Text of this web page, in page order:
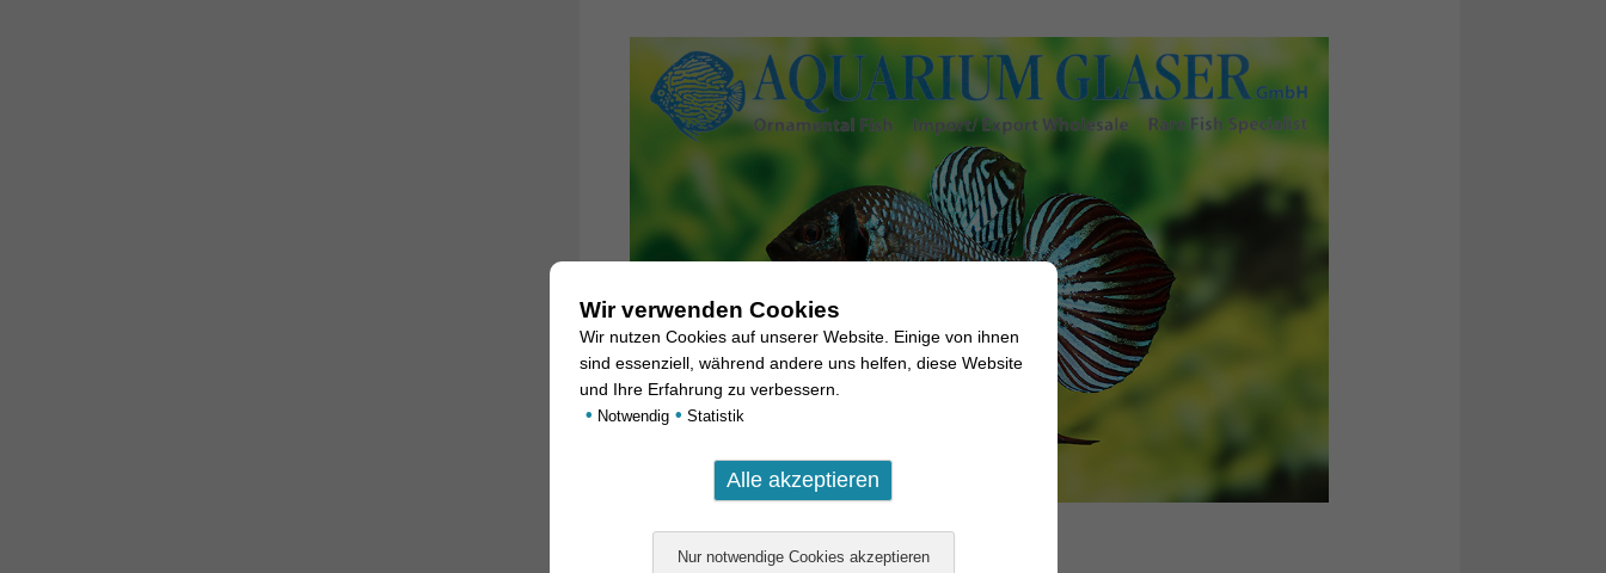
Wir verwenden Cookies
Wir nutzen Cookies auf unserer Website. Einige von ihnen
sind essenziell, während andere uns helfen, diese Website
und Ihre Erfahrung zu verbessern.
• Notwendig • Statistik